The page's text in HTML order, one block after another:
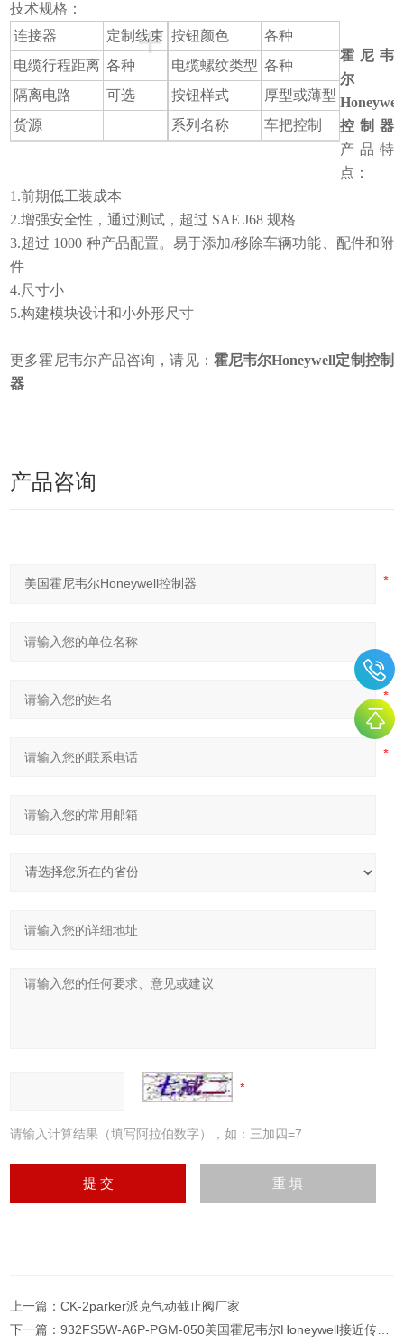
技术规格：
+
连接器
定制线束
电缆行程距离 各种
隔离电路
可选
货源
按钮颜色
各种
电缆螺纹类型 各种
按钮样式
厚型或薄型
系列名称
车把控制
霍尼韦
尔
Honeywell
控制器
产品特
点：
1.前期低工装成本
2.增强安全性，通过测试，超过 SAE J68 规格
3.超过 1000 种产品配置。易于添加/移除车辆功能、配件和附
件
4.尺寸小
5.构建模块设计和小外形尺寸
更多霍尼韦尔产品咨询，请见： 霍尼韦尔Honeywell定制控制
器
产品咨询
请输入计算结果（填写阿拉伯数字），如：三加四=7
上一篇：CK-2parker派克气动截止阀厂家
下一篇：932FS5W-A6P-PGM-050美国霍尼韦尔Honeywell接近传感器